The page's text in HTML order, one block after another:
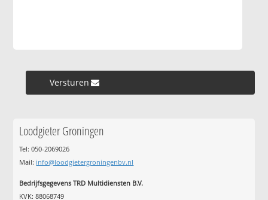
Versturen »
Loodgieter Groningen
Tel: 050-2069026
Mail: info@loodgietergroningenbv.nl
Bedrijfsgegevens TRD Multidiensten B.V.
KVK: 88068749